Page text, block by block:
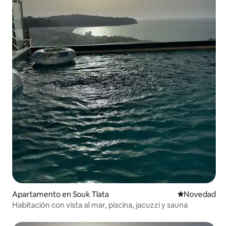
Apartamento en Souk Tlata Lugar para
Novedad
Habitación con vista al mar, piscina, jacuzzi y sauna